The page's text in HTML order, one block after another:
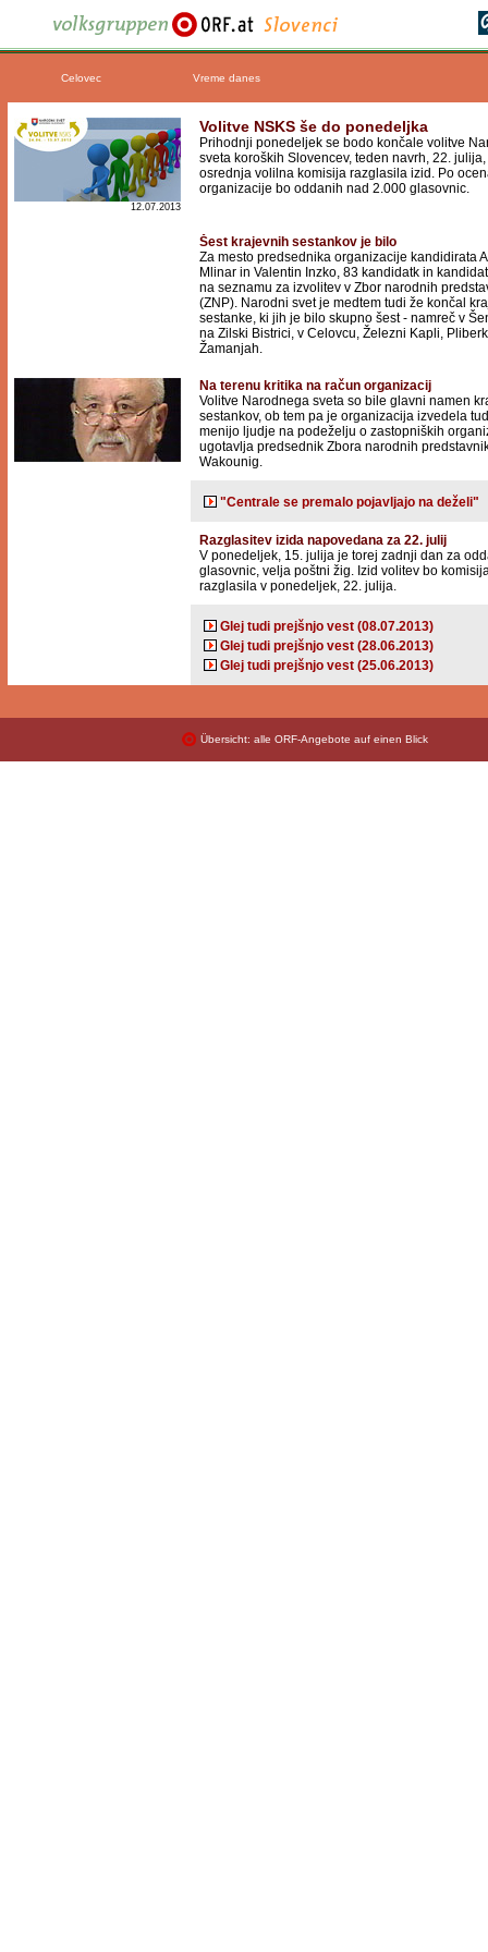
Celovec Vreme danes
12.07.2013
Volitve NSKS še do ponedeljka
Prihodnji ponedeljek se bodo končale volitve
sveta koroških Slovencev, teden navrh, 22.
osrednja volilna komisija razglasila izid. Po
organizacije bo oddanih nad 2.000 glasovnic.
Šest krajevnih sestankov je bilo
Za mesto predsednika organizacije kandidirata
Mlinar in Valentin Inzko, 83 kandidatk in
na seznamu za izvolitev v Zbor narodnih
(ZNP). Narodni svet je medtem tudi že končal
sestanke, ki jih je bilo skupno šest - namreč v
na Zilski Bistrici, v Celovcu, Železni Kapli,
Žamanjah.
Na terenu kritika na račun organizacij
Volitve Narodnega sveta so bile glavni namen
sestankov, ob tem pa je organizacija izvedela
menijo ljudje na podeželju o zastopniških
ugotavlja predsednik Zbora narodnih
Wakounig.
"Centrale se premalo pojavljajo na deželi"
Razglasitev izida napovedana za 22. julij
V ponedeljek, 15. julija je torej zadnji dan za
glasovnic, velja poštni žig. Izid volitev bo
razglasila v ponedeljek, 22. julija.
Glej tudi prejšnjo vest (08.07.2013)
Glej tudi prejšnjo vest (28.06.2013)
Glej tudi prejšnjo vest (25.06.2013)
Übersicht: alle ORF-Angebote auf einen Blick